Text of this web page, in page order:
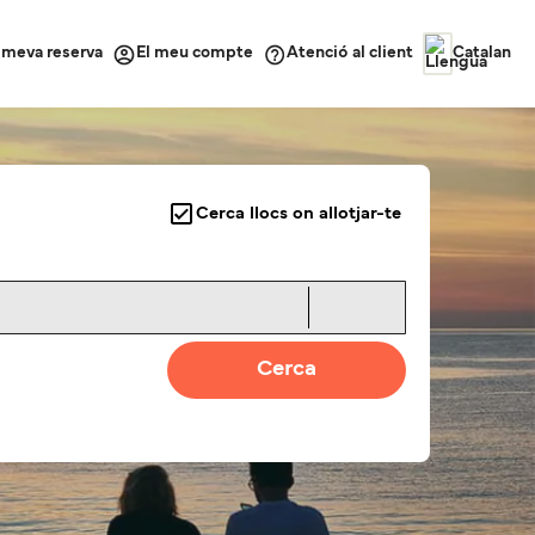
reserva El meu compte Atenció al client Catalan
Cerca llocs on allotjar-te
Cerca